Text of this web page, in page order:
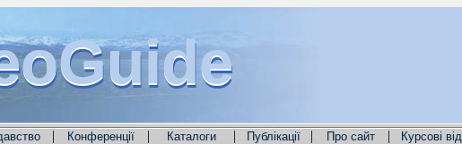
| Конференції | Каталоги | Публікації | Про сайт | Курсові